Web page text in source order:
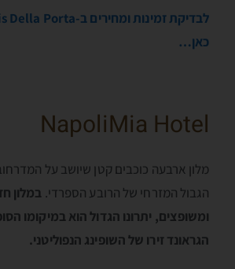
כאן…
NapoliMia Hotel
מלון ארבעה כוכבים קטן שיושב על
הגבול המזרחי של הרובע הספרדי. במלון
ומשופצים, יתרונו הגדול הוא במיקומו
הגראונד זירו של השופינג הנפוליטני.